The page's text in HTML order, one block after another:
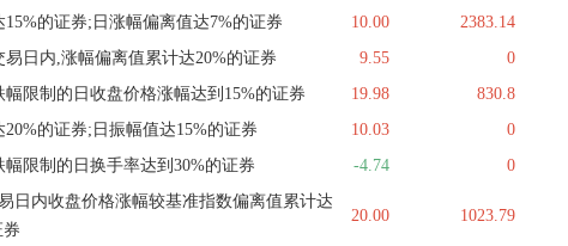
15%的证券;日涨幅偏离值达7%的证券 10.00 2383.14
易日内,涨幅偏离值累计达20%的证券 9.55 0
幅限制的日收盘价格涨幅达到15%的证券 19.98 830.8
20%的证券;日振幅值达15%的证券 10.03 0
幅限制的日换手率达到30%的证券 -4.74 0
日内收盘价格涨幅较基准指数偏离值累计达
券
20.00 1023.79